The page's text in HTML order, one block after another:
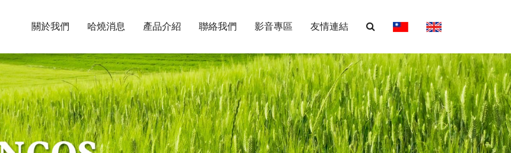
關於我們 哈燒消息 產品介紹 聯絡我們 影音專區 友情連結